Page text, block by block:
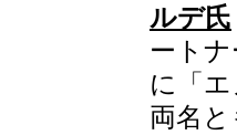
ルデ氏
ート
に「
両名